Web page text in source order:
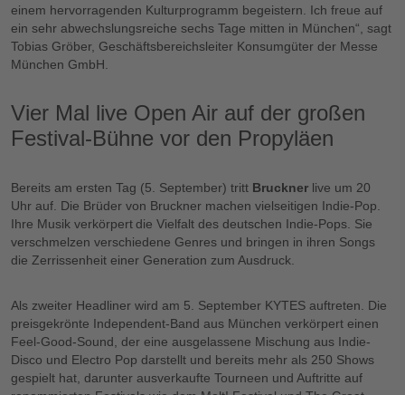
einem hervorragenden Kulturprogramm begeistern. Ich freue auf
ein sehr abwechslungsreiche sechs Tage mitten in München“, sagt
Tobias Gröber, Geschäftsbereichsleiter Konsumgüter der Messe
München GmbH.
Vier Mal live Open Air auf der großen
Festival-Bühne vor den Propyläen
Bereits am ersten Tag (5. September) tritt Bruckner live um 20
Uhr auf. Die Brüder von Bruckner machen vielseitigen Indie-Pop.
Ihre Musik verkörpert die Vielfalt des deutschen Indie-Pops. Sie
verschmelzen verschiedene Genres und bringen in ihren Songs
die Zerrissenheit einer Generation zum Ausdruck.
Als zweiter Headliner wird am 5. September KYTES auftreten. Die
preisgekrönte Independent-Band aus München verkörpert einen
Feel-Good-Sound, der eine ausgelassene Mischung aus Indie-
Disco und Electro Pop darstellt und bereits mehr als 250 Shows
gespielt hat, darunter ausverkaufte Tourneen und Auftritte auf